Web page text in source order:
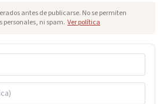
antes de publicarse. No se permiten
ni spam. Ver política